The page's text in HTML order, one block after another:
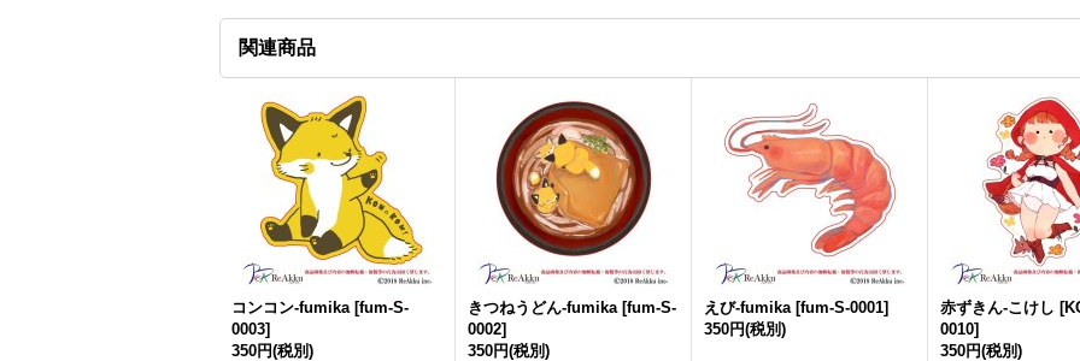
関連商品
コンコン-fumika [fum-S-
0003]
350円(税別)
きつねうどん-fumika [fum-S-
0002]
350円(税別)
えび-fumika [fum-S-0001]
350円(税別)
赤ずきん-こけし [
0010]
350円(税別)